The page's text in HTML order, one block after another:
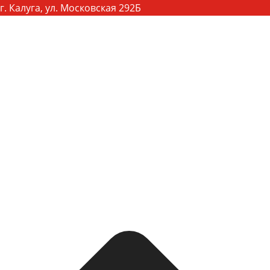
г. Калуга, ул. Московская 292Б